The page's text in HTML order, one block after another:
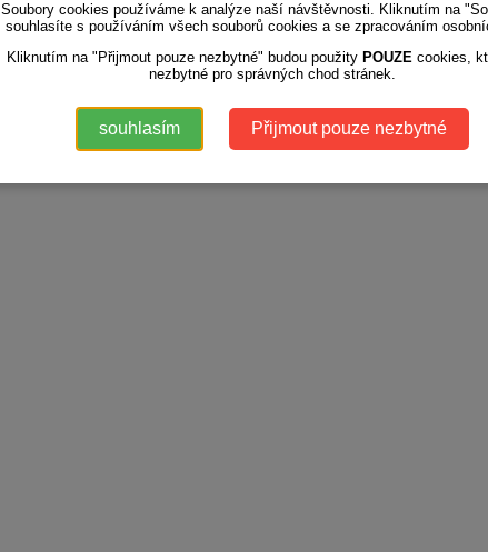
Soubory cookies používáme k analýze naší návštěvnosti. Kliknutím na
souhlasíte s používáním všech souborů cookies a se zpracováním
Kliknutím na "Přijmout pouze nezbytné" budou použity POUZE cookies,
nezbytné pro správných chod stránek.
souhlasím Přijmout pouze nezbytné